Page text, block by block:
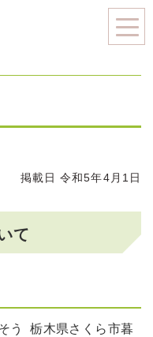
掲載日 令和5年4月1日
て
う 栃木県さくら市暮